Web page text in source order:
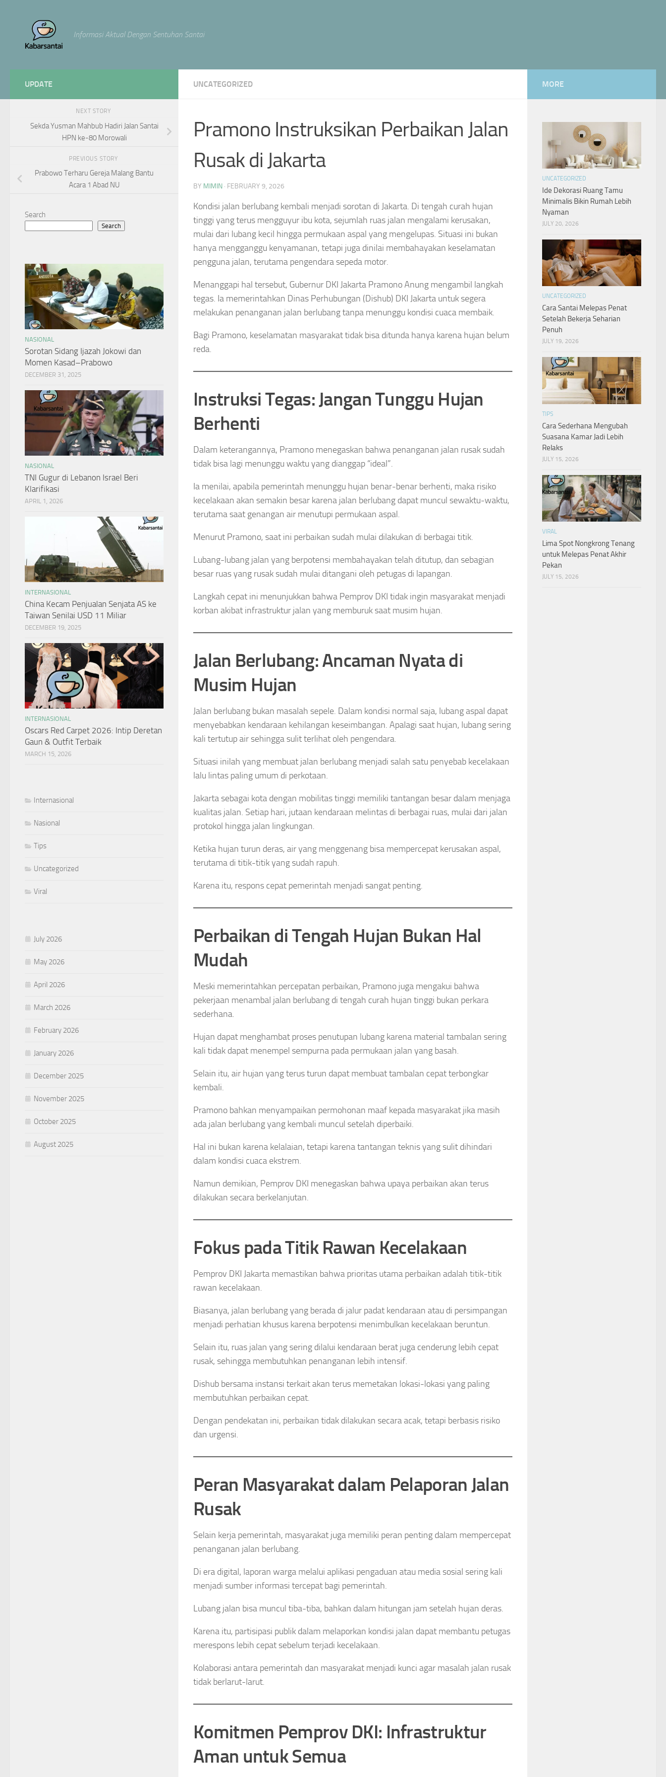
Informasi Aktual Dengan Sentuhan Santai
UNCATEGORIZED
Pramono Instruksikan Perbaikan Jalan
Rusak di Jakarta
BY MIMIN · FEBRUARY 9, 2026
Kondisi jalan berlubang kembali menjadi sorotan di Jakarta. Di tengah curah hujan
tinggi yang terus mengguyur ibu kota, sejumlah ruas jalan mengalami kerusakan,
mulai dari lubang kecil hingga permukaan aspal yang mengelupas. Situasi ini bukan
hanya mengganggu kenyamanan, tetapi juga dinilai membahayakan keselamatan
pengguna jalan, terutama pengendara sepeda motor.
Menanggapi hal tersebut, Gubernur DKI Jakarta Pramono Anung mengambil langkah
tegas. Ia memerintahkan Dinas Perhubungan (Dishub) DKI Jakarta untuk segera
melakukan penanganan jalan berlubang tanpa menunggu kondisi cuaca membaik.
Bagi Pramono, keselamatan masyarakat tidak bisa ditunda hanya karena hujan belum
reda.
Instruksi Tegas: Jangan Tunggu Hujan
Berhenti
Dalam keterangannya, Pramono menegaskan bahwa penanganan jalan rusak sudah
tidak bisa lagi menunggu waktu yang dianggap “ideal”.
Ia menilai, apabila pemerintah menunggu hujan benar-benar berhenti, maka risiko
kecelakaan akan semakin besar karena jalan berlubang dapat muncul sewaktu-waktu,
terutama saat genangan air menutupi permukaan aspal.
Menurut Pramono, saat ini perbaikan sudah mulai dilakukan di berbagai titik.
Lubang-lubang jalan yang berpotensi membahayakan telah ditutup, dan sebagian
besar ruas yang rusak sudah mulai ditangani oleh petugas di lapangan.
Langkah cepat ini menunjukkan bahwa Pemprov DKI tidak ingin masyarakat menjadi
korban akibat infrastruktur jalan yang memburuk saat musim hujan.
Jalan Berlubang: Ancaman Nyata di
Musim Hujan
Jalan berlubang bukan masalah sepele. Dalam kondisi normal saja, lubang aspal dapat
menyebabkan kendaraan kehilangan keseimbangan. Apalagi saat hujan, lubang sering
kali tertutup air sehingga sulit terlihat oleh pengendara.
Situasi inilah yang membuat jalan berlubang menjadi salah satu penyebab kecelakaan
lalu lintas paling umum di perkotaan.
Jakarta sebagai kota dengan mobilitas tinggi memiliki tantangan besar dalam menjaga
kualitas jalan. Setiap hari, jutaan kendaraan melintas di berbagai ruas, mulai dari jalan
protokol hingga jalan lingkungan.
Ketika hujan turun deras, air yang menggenang bisa mempercepat kerusakan aspal,
terutama di titik-titik yang sudah rapuh.
Karena itu, respons cepat pemerintah menjadi sangat penting.
Perbaikan di Tengah Hujan Bukan Hal
Mudah
Meski memerintahkan percepatan perbaikan, Pramono juga mengakui bahwa
pekerjaan menambal jalan berlubang di tengah curah hujan tinggi bukan perkara
sederhana.
Hujan dapat menghambat proses penutupan lubang karena material tambalan sering
kali tidak dapat menempel sempurna pada permukaan jalan yang basah.
Selain itu, air hujan yang terus turun dapat membuat tambalan cepat terbongkar
kembali.
Pramono bahkan menyampaikan permohonan maaf kepada masyarakat jika masih
ada jalan berlubang yang kembali muncul setelah diperbaiki.
Hal ini bukan karena kelalaian, tetapi karena tantangan teknis yang sulit dihindari
dalam kondisi cuaca ekstrem.
Namun demikian, Pemprov DKI menegaskan bahwa upaya perbaikan akan terus
dilakukan secara berkelanjutan.
Fokus pada Titik Rawan Kecelakaan
Pemprov DKI Jakarta memastikan bahwa prioritas utama perbaikan adalah titik-titik
rawan kecelakaan.
Biasanya, jalan berlubang yang berada di jalur padat kendaraan atau di persimpangan
menjadi perhatian khusus karena berpotensi menimbulkan kecelakaan beruntun.
Selain itu, ruas jalan yang sering dilalui kendaraan berat juga cenderung lebih cepat
rusak, sehingga membutuhkan penanganan lebih intensif.
Dishub bersama instansi terkait akan terus memetakan lokasi-lokasi yang paling
membutuhkan perbaikan cepat.
Dengan pendekatan ini, perbaikan tidak dilakukan secara acak, tetapi berbasis risiko
dan urgensi.
Peran Masyarakat dalam Pelaporan Jalan
Rusak
Selain kerja pemerintah, masyarakat juga memiliki peran penting dalam mempercepat
penanganan jalan berlubang.
Di era digital, laporan warga melalui aplikasi pengaduan atau media sosial sering kali
menjadi sumber informasi tercepat bagi pemerintah.
Lubang jalan bisa muncul tiba-tiba, bahkan dalam hitungan jam setelah hujan deras.
Karena itu, partisipasi publik dalam melaporkan kondisi jalan dapat membantu petugas
merespons lebih cepat sebelum terjadi kecelakaan.
Kolaborasi antara pemerintah dan masyarakat menjadi kunci agar masalah jalan rusak
tidak berlarut-larut.
Komitmen Pemprov DKI: Infrastruktur
Aman untuk Semua
UPDATE
NEXT STORY
Sekda Yusman Mahbub Hadiri Jalan Santai
HPN ke-80 Morowali
PREVIOUS STORY
Prabowo Terharu Gereja Malang Bantu
Acara 1 Abad NU
Search
Search
NASIONAL
Sorotan Sidang Ijazah Jokowi dan
Momen Kasad–Prabowo
DECEMBER 31, 2025
NASIONAL
TNI Gugur di Lebanon Israel Beri
Klarifikasi
APRIL 1, 2026
INTERNASIONAL
China Kecam Penjualan Senjata AS ke
Taiwan Senilai USD 11 Miliar
DECEMBER 19, 2025
INTERNASIONAL
Oscars Red Carpet 2026: Intip Deretan
Gaun & Outfit Terbaik
MARCH 15, 2026
Internasional
Nasional
Tips
Uncategorized
Viral
July 2026
May 2026
April 2026
March 2026
February 2026
January 2026
December 2025
November 2025
October 2025
August 2025
MORE
UNCATEGORIZED
Ide Dekorasi Ruang Tamu
Minimalis Bikin Rumah Lebih
Nyaman
JULY 20, 2026
UNCATEGORIZED
Cara Santai Melepas Penat
Setelah Bekerja Seharian
Penuh
JULY 19, 2026
TIPS
Cara Sederhana Mengubah
Suasana Kamar Jadi Lebih
Relaks
JULY 15, 2026
VIRAL
Lima Spot Nongkrong Tenang
untuk Melepas Penat Akhir
Pekan
JULY 15, 2026